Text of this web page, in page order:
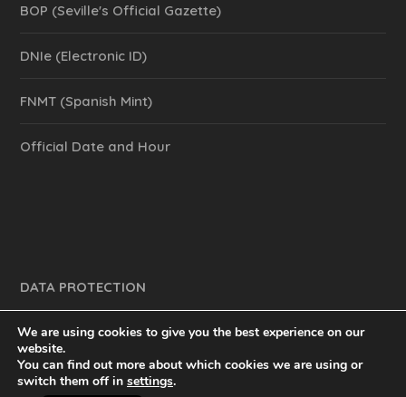
BOP (Seville's Official Gazette)
DNIe (Electronic ID)
FNMT (Spanish Mint)
Official Date and Hour
DATA PROTECTION
inventtatte es Marketing Online Sevilla
y mucho más.
We are using cookies to give you the best experience on our
website.
You can find out more about which cookies we are using or
switch them off in settings.
Spanish